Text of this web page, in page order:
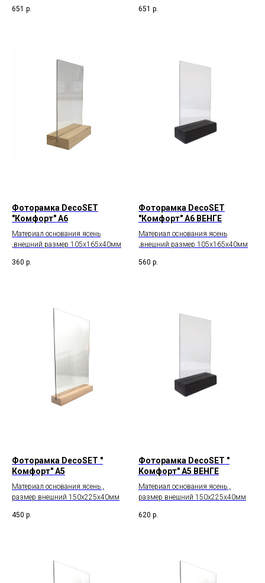
651 р. 651 р.
Фоторамка DecoSET
"Комфорт" А6
Материал основания ясень
,внешний размер 105х165х40мм
360 р.
Фоторамка DecoSET
"Комфорт" А6 ВЕНГЕ
Материал основания ясень
,внешний размер 105х165х40мм
560 р.
Фоторамка DecoSET "
Комфорт" А5
Материал основания ясень ,
размер внешний 150х225х40мм
450 р.
Фоторамка DecoSET "
Комфорт" А5 ВЕНГЕ
Материал основания ясень ,
размер внешний 150х225х40мм
620 р.